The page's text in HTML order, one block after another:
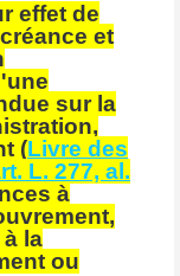
effet de
et
sur la
(Livre des
L. 277, al.
à
la
ou